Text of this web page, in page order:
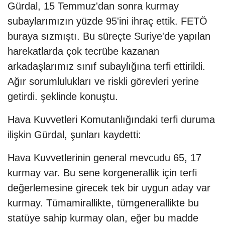
Gürdal, 15 Temmuz'dan sonra kurmay
subaylarımızın yüzde 95'ini ihraç ettik. FETÖ
buraya sızmıştı. Bu süreçte Suriye'de yapılan
harekatlarda çok tecrübe kazanan
arkadaşlarımız sınıf subaylığına terfi ettirildi.
Ağır sorumlulukları ve riskli görevleri yerine
getirdi. şeklinde konuştu.
Hava Kuvvetleri Komutanlığındaki terfi duruma
ilişkin Gürdal, şunları kaydetti:
Hava Kuvvetlerinin general mevcudu 65, 17
kurmay var. Bu sene korgenerallik için terfi
değerlemesine girecek tek bir uygun aday var
kurmay. Tümamirallikte, tümgenerallikte bu
statüye sahip kurmay olan, eğer bu madde